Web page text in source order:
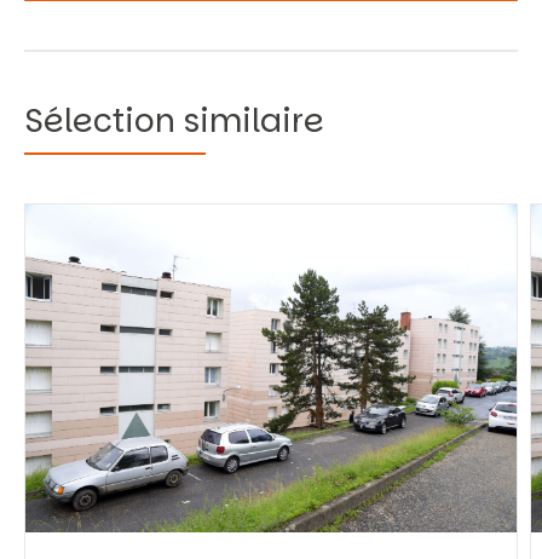
Vous recherchez&nbsp;:
Rechercher
Sélection similaire